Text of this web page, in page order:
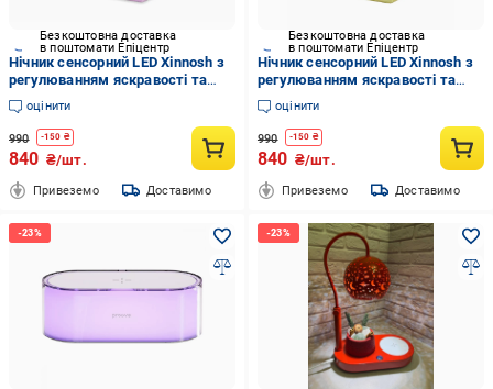
Безкоштовна доставка
в поштомати Епіцентр
Нічник сенсорний LED Xinnosh з
регулюванням яскравості та
віддаленим годинником Purple
(2909842172)
оцінити
990 -150 ₴
840 ₴/шт.
Привеземо Доставимо
Безкоштовна доставка
в поштомати Епіцентр
Нічник сенсорний LED Xinnosh з
регулюванням яскравості та
віддаленим годинником Green
(2887638014)
оцінити
990 -150 ₴
840 ₴/шт.
Привеземо Доставимо